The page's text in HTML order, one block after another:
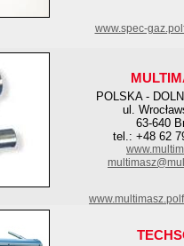
www.spec-
POLSKA -
ul.
63-640
tel.: +48 62